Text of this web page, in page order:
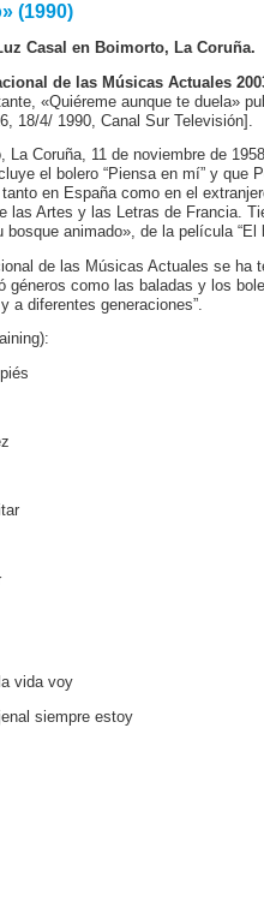
(1990)
Casal en Boimorto, La Coruña.
de las Músicas Actuales
«Quiéreme aunque te duela»
18/4/ 1990, Canal Sur Televisión].
La Coruña, 11 de noviembre de
el bolero “Piensa en mí” y que
en España como en el
las Artes y las Letras de Francia.
bosque animado», de la película “El
de las Músicas Actuales se ha
géneros como las baladas y los
a diferentes generaciones”.
vida voy
siempre estoy